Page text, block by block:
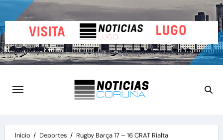
al
contenido
Inicio Deportes Rugby Barça 17 – 16 CRAT Rialta